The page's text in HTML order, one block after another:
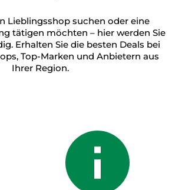
Lieblingsshop suchen oder eine
tätigen möchten – hier werden Sie
Erhalten Sie die besten Deals bei
Top-Marken und Anbietern aus
Ihrer Region.